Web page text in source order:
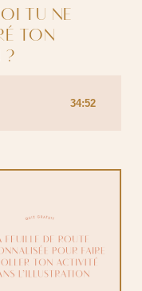
TU NE
TON
?